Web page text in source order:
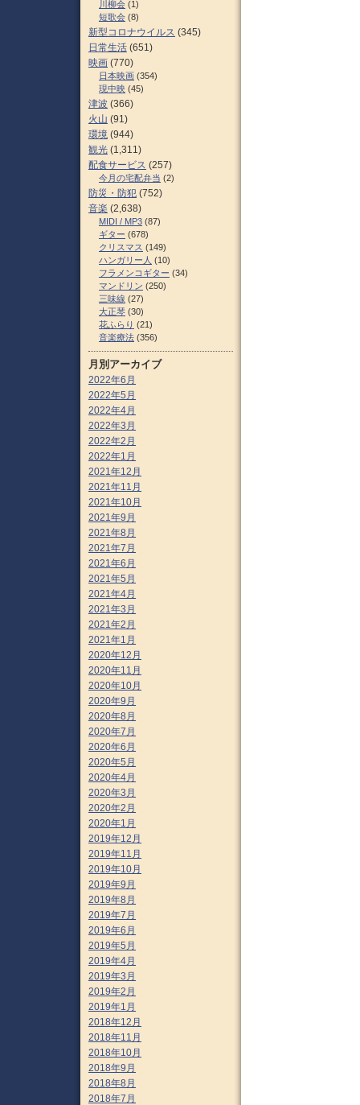
川柳会 (1)
短歌会 (8)
新型コロナウイルス (345)
日常生活 (651)
映画 (770)
日本映画 (354)
現中映 (45)
津波 (366)
火山 (91)
環境 (944)
観光 (1,311)
配食サービス (257)
今月の宅配弁当 (2)
防災・防犯 (752)
音楽 (2,638)
MIDI / MP3 (87)
ギター (678)
クリスマス (149)
ハンガリー人 (10)
フラメンコギター (34)
マンドリン (250)
三味線 (27)
大正琴 (30)
花ふらり (21)
音楽療法 (356)
月別アーカイブ
2022年6月
2022年5月
2022年4月
2022年3月
2022年2月
2022年1月
2021年12月
2021年11月
2021年10月
2021年9月
2021年8月
2021年7月
2021年6月
2021年5月
2021年4月
2021年3月
2021年2月
2021年1月
2020年12月
2020年11月
2020年10月
2020年9月
2020年8月
2020年7月
2020年6月
2020年5月
2020年4月
2020年3月
2020年2月
2020年1月
2019年12月
2019年11月
2019年10月
2019年9月
2019年8月
2019年7月
2019年6月
2019年5月
2019年4月
2019年3月
2019年2月
2019年1月
2018年12月
2018年11月
2018年10月
2018年9月
2018年8月
2018年7月